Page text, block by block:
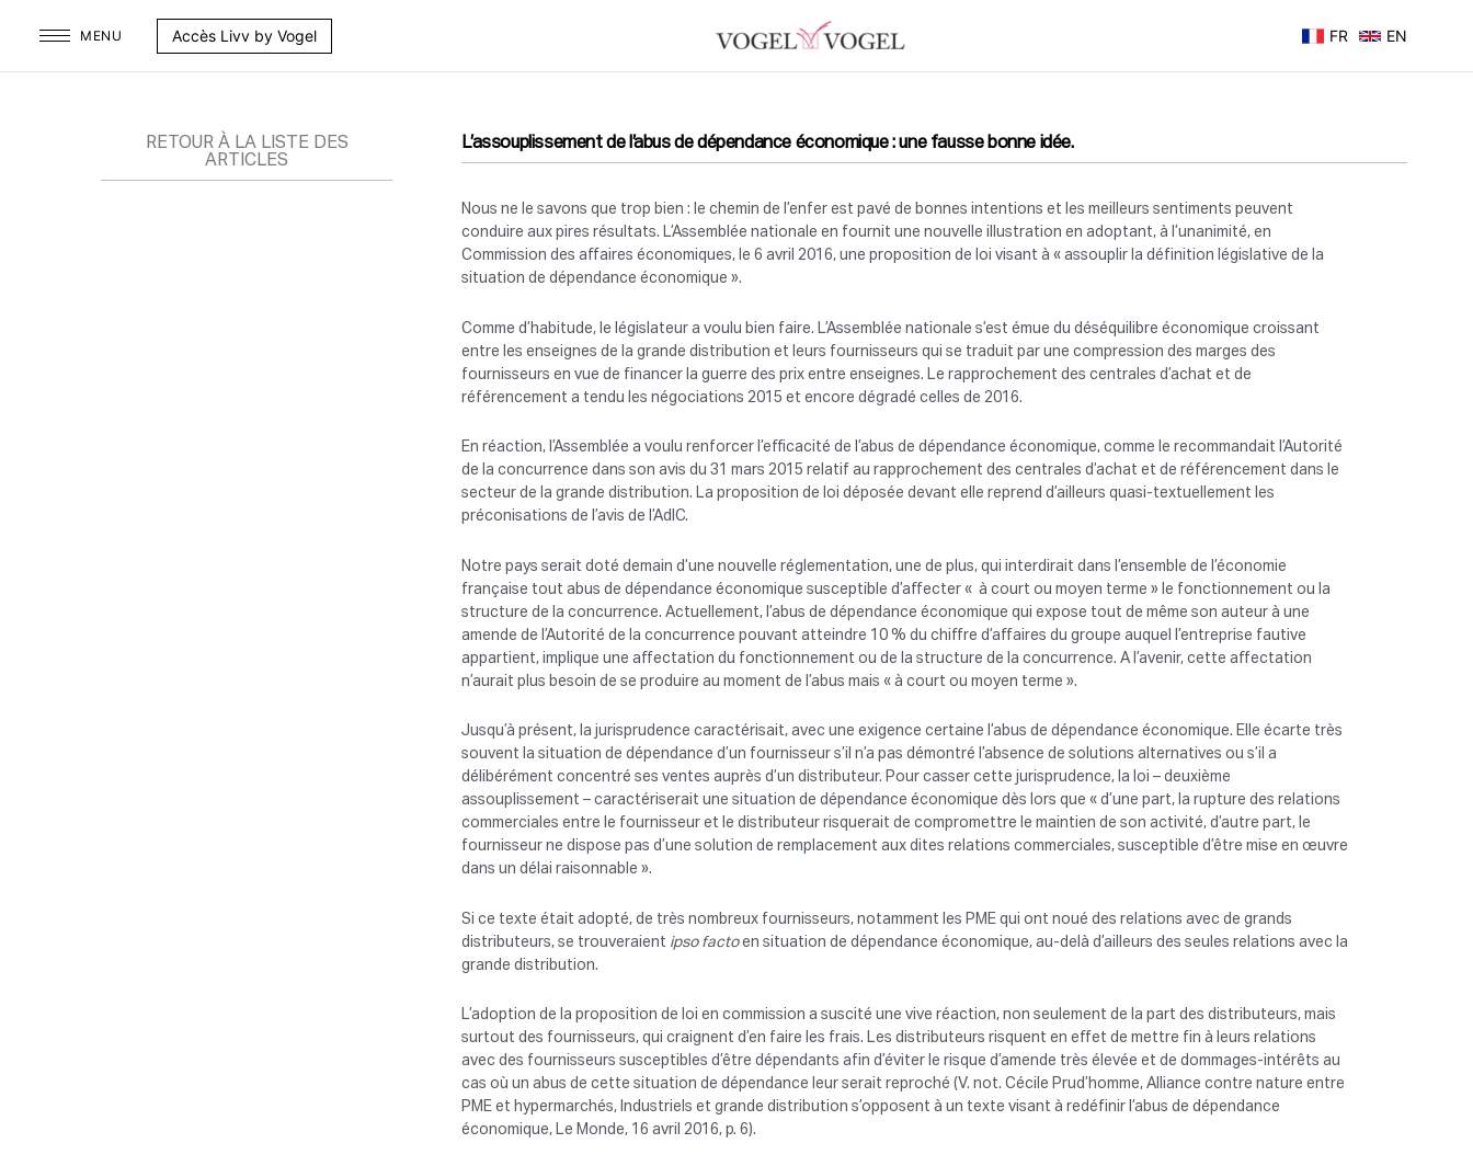
MENU Accès Livv by Vogel FR EN
RETOUR À LA LISTE DES
ARTICLES
L’assouplissement de l’abus de dépendance économique : une fausse bonne idée.
Nous ne le savons que trop bien : le chemin de l’enfer est pavé de bonnes intentions et les meilleurs sentiments peuvent
conduire aux pires résultats. L’Assemblée nationale en fournit une nouvelle illustration en adoptant, à l’unanimité, en
Commission des affaires économiques, le 6 avril 2016, une proposition de loi visant à « assouplir la définition législative de la
situation de dépendance économique ».
Comme d’habitude, le législateur a voulu bien faire. L’Assemblée nationale s’est émue du déséquilibre économique croissant
entre les enseignes de la grande distribution et leurs fournisseurs qui se traduit par une compression des marges des
fournisseurs en vue de financer la guerre des prix entre enseignes. Le rapprochement des centrales d’achat et de
référencement a tendu les négociations 2015 et encore dégradé celles de 2016.
En réaction, l’Assemblée a voulu renforcer l’efficacité de l’abus de dépendance économique, comme le recommandait l’Autorité
de la concurrence dans son avis du 31 mars 2015 relatif au rapprochement des centrales d’achat et de référencement dans le
secteur de la grande distribution. La proposition de loi déposée devant elle reprend d’ailleurs quasi-textuellement les
préconisations de l’avis de l’AdlC.
Notre pays serait doté demain d’une nouvelle réglementation, une de plus, qui interdirait dans l’ensemble de l’économie
française tout abus de dépendance économique susceptible d’affecter « à court ou moyen terme » le fonctionnement ou la
structure de la concurrence. Actuellement, l’abus de dépendance économique qui expose tout de même son auteur à une
amende de l’Autorité de la concurrence pouvant atteindre 10 % du chiffre d’affaires du groupe auquel l’entreprise fautive
appartient, implique une affectation du fonctionnement ou de la structure de la concurrence. A l’avenir, cette affectation
n’aurait plus besoin de se produire au moment de l’abus mais « à court ou moyen terme ».
Jusqu’à présent, la jurisprudence caractérisait, avec une exigence certaine l’abus de dépendance économique. Elle écarte très
souvent la situation de dépendance d’un fournisseur s’il n’a pas démontré l’absence de solutions alternatives ou s’il a
délibérément concentré ses ventes auprès d’un distributeur. Pour casser cette jurisprudence, la loi – deuxième
assouplissement – caractériserait une situation de dépendance économique dès lors que « d’une part, la rupture des relations
commerciales entre le fournisseur et le distributeur risquerait de compromettre le maintien de son activité, d’autre part, le
fournisseur ne dispose pas d’une solution de remplacement aux dites relations commerciales, susceptible d’être mise en œuvre
dans un délai raisonnable ».
Si ce texte était adopté, de très nombreux fournisseurs, notamment les PME qui ont noué des relations avec de grands
distributeurs, se trouveraient ipso factoen situation de dépendance économique, au-delà d’ailleurs des seules relations avec la
grande distribution.
L’adoption de la proposition de loi en commission a suscité une vive réaction, non seulement de la part des distributeurs, mais
surtout des fournisseurs, qui craignent d’en faire les frais. Les distributeurs risquent en effet de mettre fin à leurs relations
avec des fournisseurs susceptibles d’être dépendants afin d’éviter le risque d’amende très élevée et de dommages-intérêts au
cas où un abus de cette situation de dépendance leur serait reproché (V. not. Cécile Prud’homme, Alliance contre nature entre
PME et hypermarchés, Industriels et grande distribution s’opposent à un texte visant à redéfinir l’abus de dépendance
économique, Le Monde, 16 avril 2016, p. 6).